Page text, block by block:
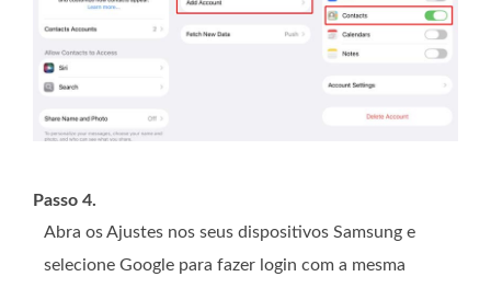
Passo 4.
Abra os Ajustes nos seus dispositivos Samsung e
selecione Google para fazer login com a mesma